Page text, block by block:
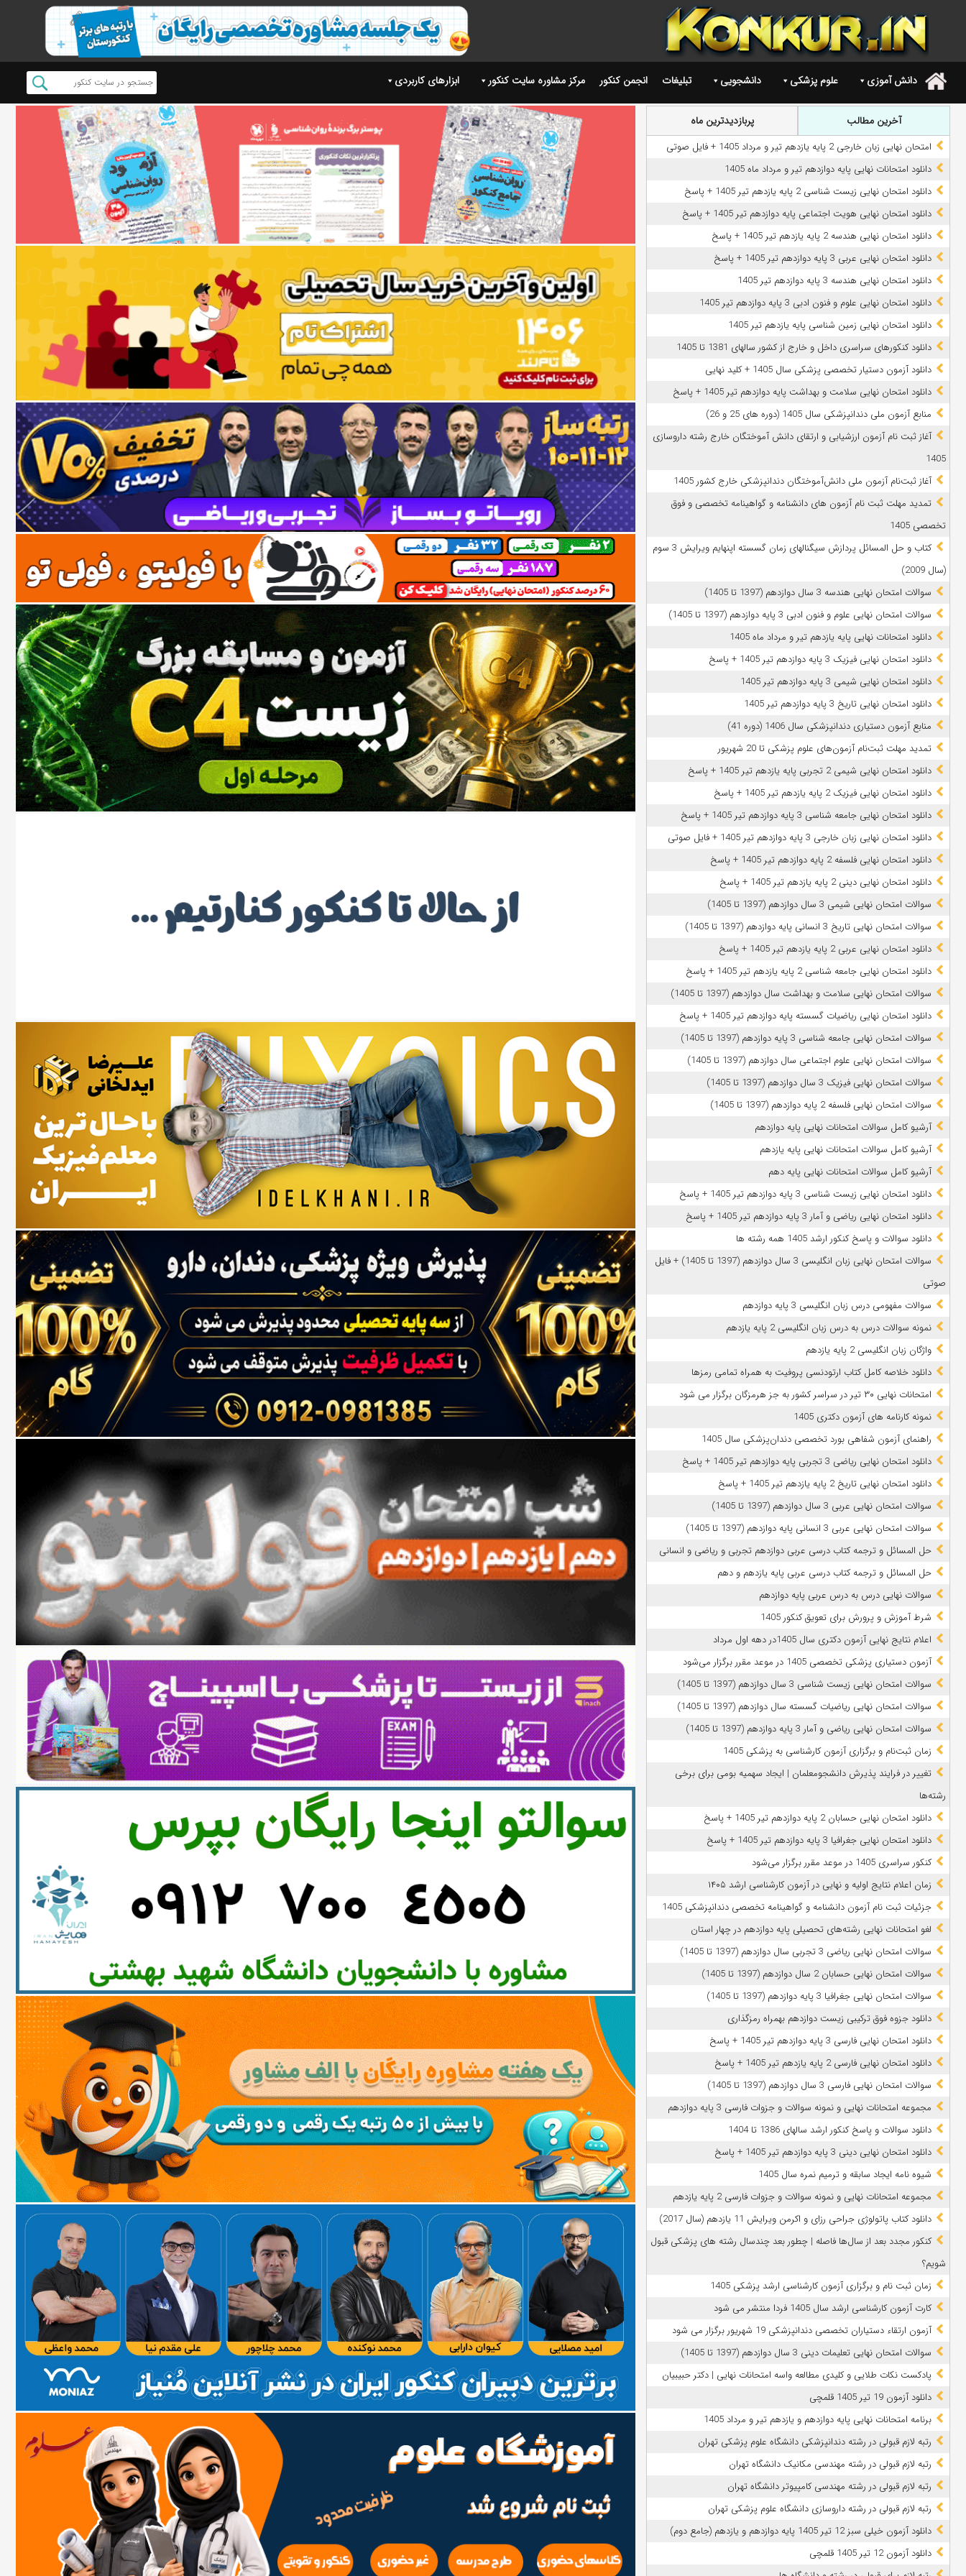
. دانش آموزی علوم پزشکی دانشجویی تبلیغات انجمن کنکور مرکز مشاوره سایت کنکور ابزارهای کاربردی
آخرین مطالب پربازدیدترین ماه
امتحان نهایی زبان خارجی 2 پایه یازدهم تیر و مرداد 1405 + فایل صوتی
دانلود امتحانات نهایی پایه دوازدهم تیر و مرداد ماه 1405
دانلود امتحان نهایی زیست شناسی 2 پایه یازدهم تیر 1405 + پاسخ
دانلود امتحان نهایی هویت اجتماعی پایه دوازدهم تیر 1405 + پاسخ
دانلود امتحان نهایی هندسه 2 پایه یازدهم تیر 1405 + پاسخ
دانلود امتحان نهایی عربی 3 پایه دوازدهم تیر 1405 + پاسخ
دانلود امتحان نهایی هندسه 3 پایه دوازدهم تیر 1405
دانلود امتحان نهایی علوم و فنون ادبی 3 پایه دوازدهم تیر 1405
دانلود امتحان نهایی زمین شناسی پایه یازدهم تیر 1405
دانلود کنکورهای سراسری داخل و خارج از کشور سالهای 1381 تا 1405
دانلود آزمون دستیار تخصصی پزشکی سال 1405 + کلید نهایی
دانلود امتحان نهایی سلامت و بهداشت پایه دوازدهم تیر 1405 + پاسخ
ﻣﻨﺎﺑﻊ آزﻣﻮن ﻣﻠﯽ دندانپزشکی سال 1405 (دوره های 25 و 26)
آغاز ثبت نام آزمون‌ ارزشیابی و ارتقای دانش آموختگان خارج رشته داروسازی
1405
آغاز ثبت‌نام آزمون ملی دانش‌آموختگان دندانپزشکی خارج کشور 1405
تمدید مهلت ثبت نام آزمون های دانشنامه و گواهینامه تخصصی و فوق
تخصصی 1405
کتاب و حل المسائل پردازش سیگنالهای زمان گسسته اپنهایم ویرایش 3 سوم
(سال 2009)
سوالات امتحان نهایی هندسه 3 سال دوازدهم (1397 تا 1405)
سوالات امتحان نهایی علوم و فنون ادبی 3 پایه دوازدهم (1397 تا 1405)
دانلود امتحانات نهایی پایه یازدهم تیر و مرداد ماه 1405
دانلود امتحان نهایی فیزیک 3 پایه دوازدهم تیر 1405 + پاسخ
دانلود امتحان نهایی شیمی 3 پایه دوازدهم تیر 1405
دانلود امتحان نهایی تاریخ 3 پایه دوازدهم تیر 1405
منابع آزمون دستیاری دندانپزشکی سال 1406 (دوره 41)
تمدید مهلت ثبت‌نام آزمون‌های علوم پزشکی تا 20 شهریور
دانلود امتحان نهایی شیمی 2 تجربی پایه یازدهم تیر 1405 + پاسخ
دانلود امتحان نهایی فیزیک 2 پایه یازدهم تیر 1405 + پاسخ
دانلود امتحان نهایی جامعه شناسی 3 پایه دوازدهم تیر 1405 + پاسخ
دانلود امتحان نهایی زبان خارجی 3 پایه دوازدهم تیر 1405 + فایل صوتی
دانلود امتحان نهایی فلسفه 2 پایه دوازدهم تیر 1405 + پاسخ
دانلود امتحان نهایی دینی 2 پایه یازدهم تیر 1405 + پاسخ
سوالات امتحان نهایی شیمی 3 سال دوازدهم (1397 تا 1405)
سوالات امتحان نهایی تاریخ 3 انسانی پایه دوازدهم (1397 تا 1405)
دانلود امتحان نهایی عربی 2 پایه یازدهم تیر 1405 + پاسخ
دانلود امتحان نهایی جامعه شناسی 2 پایه یازدهم تیر 1405 + پاسخ
سوالات امتحان نهایی سلامت و بهداشت سال دوازدهم (1397 تا 1405)
دانلود امتحان نهایی ریاضیات گسسته پایه دوازدهم تیر 1405 + پاسخ
سوالات امتحان نهایی جامعه شناسی 3 پایه دوازدهم (1397 تا 1405)
سوالات امتحان نهایی علوم اجتماعی سال دوازدهم (1397 تا 1405)
سوالات امتحان نهایی فیزیک 3 سال دوازدهم (1397 تا 1405)
سوالات امتحان نهایی فلسفه 2 پایه دوازدهم (1397 تا 1405)
آرشیو کامل سوالات امتحانات نهایی پایه دوازدهم
آرشیو کامل سوالات امتحانات نهایی پایه یازدهم
آرشیو کامل سوالات امتحانات نهایی پایه دهم
دانلود امتحان نهایی زیست شناسی 3 پایه دوازدهم تیر 1405 + پاسخ
دانلود امتحان نهایی ریاضی و آمار 3 پایه دوازدهم تیر 1405 + پاسخ
دانلود سوالات و پاسخ کنکور ارشد 1405 همه رشته ها
سوالات امتحان نهایی زبان انگلیسی 3 سال دوازدهم (1397 تا 1405) + فایل
صوتی
سوالات مفهومی درس زبان انگلیسی 3 پایه دوازدهم
نمونه سوالات درس به درس زبان انگلیسی 2 پایه یازدهم
واژگان زبان انگلیسی 2 پایه یازدهم
دانلود خلاصه کامل کتاب ارتودنسی پروفیت به همراه تمامی رمزها
امتحانات نهایی ۳۰ تیر در سراسر کشور به جز هرمزگان برگزار می شود
نمونه کارنامه های آزمون دکتری 1405
راهنمای آزمون شفاهی بورد تخصصی دندان‌پزشکی سال 1405
دانلود امتحان نهایی ریاضی 3 تجربی پایه دوازدهم تیر 1405 + پاسخ
دانلود امتحان نهایی تاریخ 2 پایه یازدهم تیر 1405 + پاسخ
سوالات امتحان نهایی عربی 3 سال دوازدهم (1397 تا 1405)
سوالات امتحان نهایی عربی 3 انسانی پایه دوازدهم (1397 تا 1405)
حل المسائل و ترجمه کتاب درسی عربی دوازدهم تجربی و ریاضی و انسانی
حل المسائل و ترجمه کتاب درسی عربی پایه یازدهم و دهم
سوالات نهایی درس به درس عربی پایه دوازدهم
شرط آموزش و پرورش برای تعویق کنکور 1405
اعلام نتایج نهایی آزمون دکتری سال 1405در دهه اول مرداد
آزمون دستیاری پزشکی تخصصی 1405 در موعد مقرر برگزار می‌شود
سوالات امتحان نهایی زیست شناسی 3 سال دوازدهم (1397 تا 1405)
سوالات امتحان نهایی ریاضیات گسسته سال دوازدهم (1397 تا 1405)
سوالات امتحان نهایی ریاضی و آمار 3 پایه دوازدهم (1397 تا 1405)
زمان ثبت‌نام و برگزاری آزمون کارشناسی به پزشکی 1405
تغییر در فرایند پذیرش دانشجومعلمان | ایجاد سهمیه بومی برای برخی
رشته‌ها
دانلود امتحان نهایی حسابان 2 پایه دوازدهم تیر 1405 + پاسخ
دانلود امتحان نهایی جغرافیا 3 پایه دوازدهم تیر 1405 + پاسخ
کنکور سراسری 1405 در موعد مقرر برگزار می‌شود
زمان اعلام نتایج اولیه و نهایی در آزمون کارشناسی ارشد ۱۴۰۵
جزئیات ثبت نام آزمون دانشنامه و گواهینامه تخصصی دندانپزشکی 1405
لغو امتحانات نهایی رشته‌های تحصیلی پایه دوازدهم در چهار استان
سوالات امتحان نهایی ریاضی 3 تجربی سال دوازدهم (1397 تا 1405)
سوالات امتحان نهایی حسابان 2 سال دوازدهم (1397 تا 1405)
سوالات امتحان نهایی جغرافیا 3 پایه دوازدهم (1397 تا 1405)
دانلود جزوه فوق ترکیبی زیست دوازدهم بهمراه رمزگذاری
دانلود امتحان نهایی فارسی 3 پایه دوازدهم تیر 1405 + پاسخ
دانلود امتحان نهایی فارسی 2 پایه یازدهم تیر 1405 + پاسخ
سوالات امتحان نهایی فارسی 3 سال دوازدهم (1397 تا 1405)
مجموعه امتحانات نهایی و نمونه سوالات و جزوات فارسی 3 پایه دوازدهم
دانلود سوالات و پاسخ کنکور ارشد سالهای 1386 تا 1404
دانلود امتحان نهایی دینی 3 پایه دوازدهم تیر 1405 + پاسخ
شیوه نامه ایجاد سابقه و ترمیم نمره سال 1405
مجموعه امتحانات نهایی و نمونه سوالات و جزوات فارسی 2 پایه یازدهم
دانلود کتاب پاتولوژی جراحی رزای و اکرمن ویرایش 11 یازدهم (سال 2017)
کنکور مجدد بعد از سال‌ها فاصله | چطور بعد چندسال رشته‌ های پزشکی قبول
شویم؟
زمان ثبت نام و برگزاری آزمون کارشناسی ارشد پزشکی 1405
کارت آزمون کارشناسی ارشد سال 1405 فردا منتشر می شود
آزمون ارتقاء دستیاران تخصصی دندانپزشکی 19 شهریور برگزار می شود
سوالات امتحان نهایی تعلیمات دینی 3 سال دوازدهم (1397 تا 1405)
پادکست نکات طلایی و کلیدی مطالعه واسه امتحانات نهایی | دکتر حبیبیان
دانلود آزمون 19 تیر 1405 قلمچی
برنامه امتحانات نهایی پایه دوازدهم و یازدهم تیر و مرداد 1405
رتبه لازم قبولی در رشته دندانپزشکی دانشگاه علوم پزشکی تهران
رتبه لازم قبولی در رشته مهندسی مکانیک دانشگاه تهران
رتبه لازم قبولی در رشته مهندسی کامپیوتر دانشگاه تهران
رتبه لازم قبولی در رشته داروسازی دانشگاه علوم پزشکی تهران
دانلود آزمون خیلی سبز 12 تیر 1405 پایه دوازدهم و یازدهم (جامع دوم)
دانلود آزمون 12 تیر 1405 قلمچی